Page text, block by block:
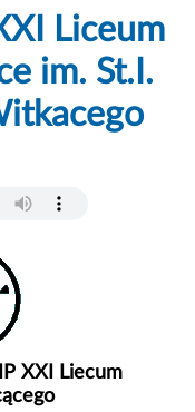
Liceum
im. St.I.
XXI Liecum